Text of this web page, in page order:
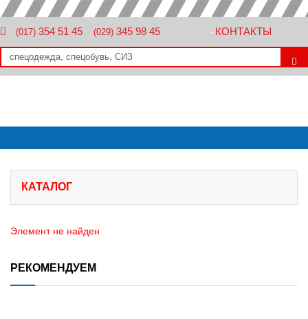
(017) 354 51 45 (029) 345 98 45 - КОНТАКТЫ
КАТАЛОГ
Элемент не найден
РЕКОМЕНДУЕМ